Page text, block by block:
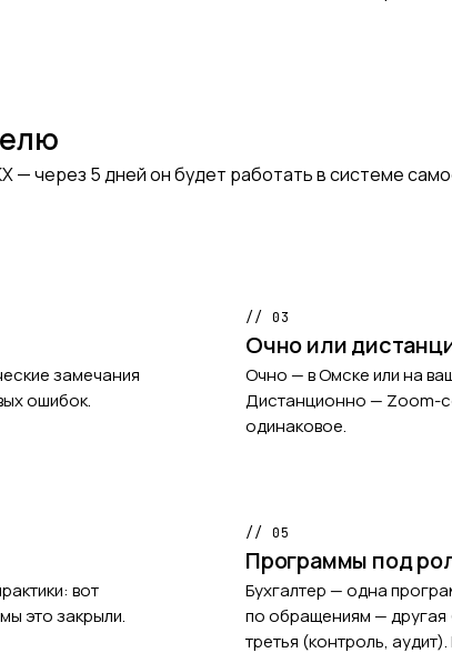
— через 5 дней он будет работать в системе
замечания
ошибок.
// 03
Очно или
Очно — в Омске или на
Дистанционно — Zoom-
одинаковое.
вот
это закрыли.
// 05
Программы под
Бухгалтер — одна
по обращениям — другая
третья (контроль,